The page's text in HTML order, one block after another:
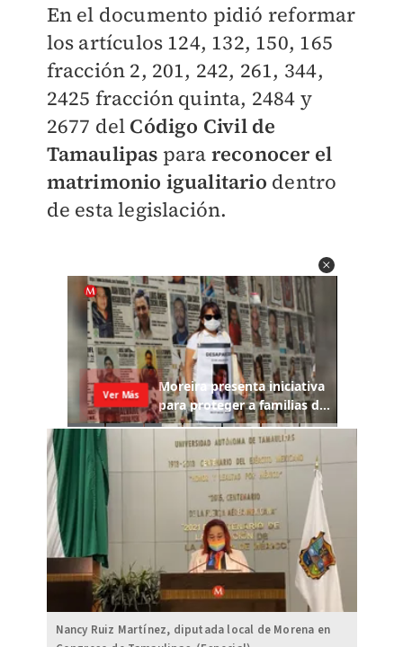
En el documento pidió reformar
los artículos 124, 132, 150, 165
fracción 2, 201, 242, 261, 344,
2425 fracción quinta, 2484 y
2677 del Código Civil de
Tamaulipas para reconocer el
matrimonio igualitario dentro
de esta legislación.
Nancy Ruiz Martínez, diputada local de Morena en